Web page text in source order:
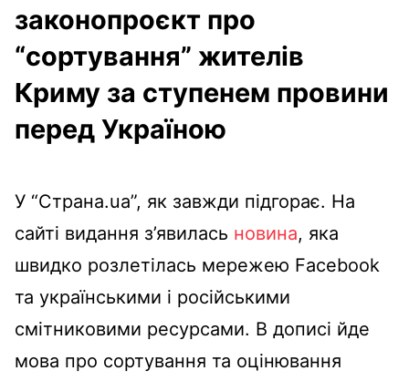
законопроєкт про
“сортування” жителів
Криму за ступенем провини
перед Україною
У “Страна.ua”, як завжди підгорає. На
сайті видання з’явилась новина, яка
швидко розлетілась мережею Facebook
та українськими і російськими
смітниковими ресурсами. В дописі йде
мова про сортування та оцінювання